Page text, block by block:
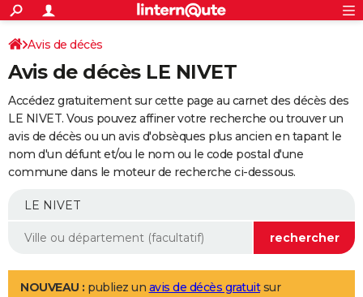
ACTUALITÉS
Politique
Société
Faits Divers
Education
Monde
Villes
+
SPORT
Coupe du monde 2026
Football
Tennis
Cyclisme
Rugby
Forum
Programme TV
TNTStreaming
Cinéma
Sorties cinéma
Musique
+FINANCE
Retraite
Epargne
Immobilier
Risques naturels par ville
Banque
Assurance
AUTO
Essais
Réserver un essai
Citadines
Berlines
SUV
Forum auto
+
Mobiles
Meilleur smartphone
Internet
Ordinateurs
Jeux vidéo
Guide high-tech
Aménagement intérieur
LIFESTYLE
Avis de décès
Avis de décès LE NIVET
Accédez gratuitement sur cette page au carnet des décès des
LE NIVET. Vous pouvez affiner votre recherche ou trouver un
avis de décès ou un avis d'obsèques plus ancien en tapant le
nom d'un défunt et/ou le nom ou le code postal d'une
commune dans le moteur de recherche ci-dessous.
NOUVEAU : publiez un avis de décès gratuitsur